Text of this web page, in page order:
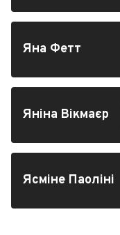
Яна Фетт
Яніна Вікмаєр
Ясміне Паоліні